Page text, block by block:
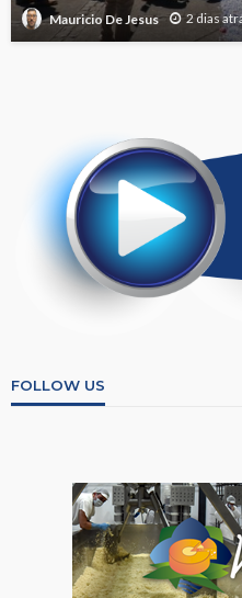
Mauricio De Jesus 2 dias
FOLLOW US